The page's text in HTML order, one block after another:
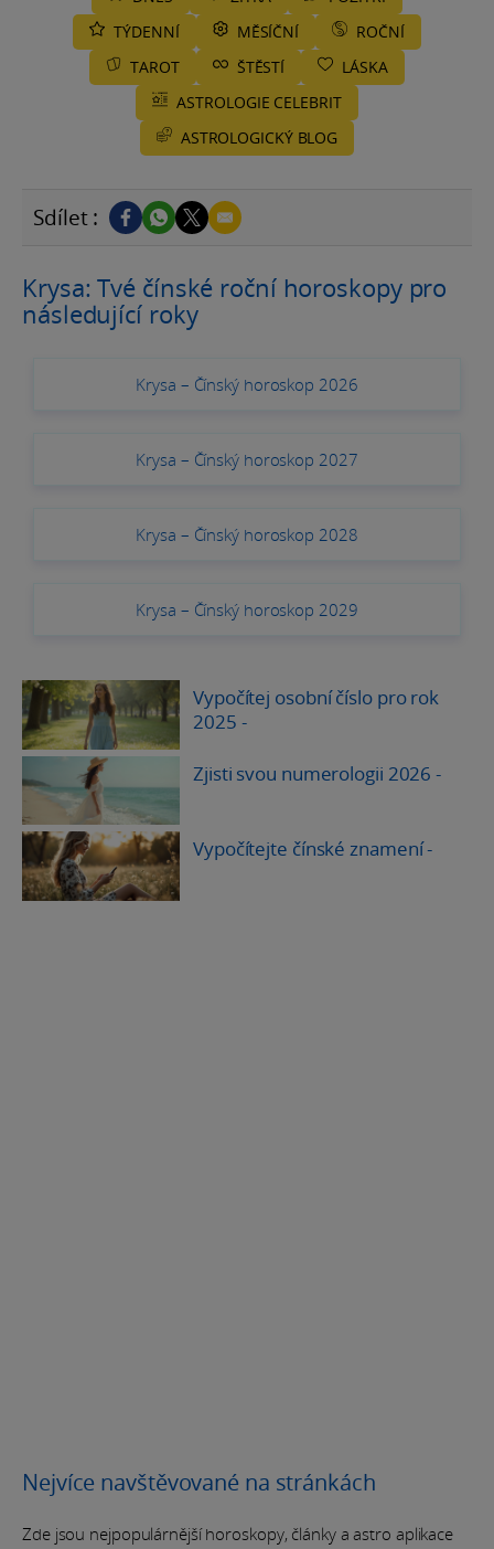
TÝDENNÍ
MĚSÍČNÍ
ROČNÍ
TAROT
ŠTĚSTÍ
LÁSKA
ASTROLOGIE CELEBRIT
ASTROLOGICKÝ BLOG
Sdílet :
Krysa: Tvé čínské roční horoskopy pro
následující roky
Krysa – Čínský horoskop 2026
Krysa – Čínský horoskop 2027
Krysa – Čínský horoskop 2028
Krysa – Čínský horoskop 2029
Vypočítej osobní číslo pro rok
2025 -
Zjisti svou numerologii 2026 -
Vypočítejte čínské znamení-
Nejvíce navštěvované na stránkách
Zde jsou nejpopulárnější horoskopy, články a astro aplikace